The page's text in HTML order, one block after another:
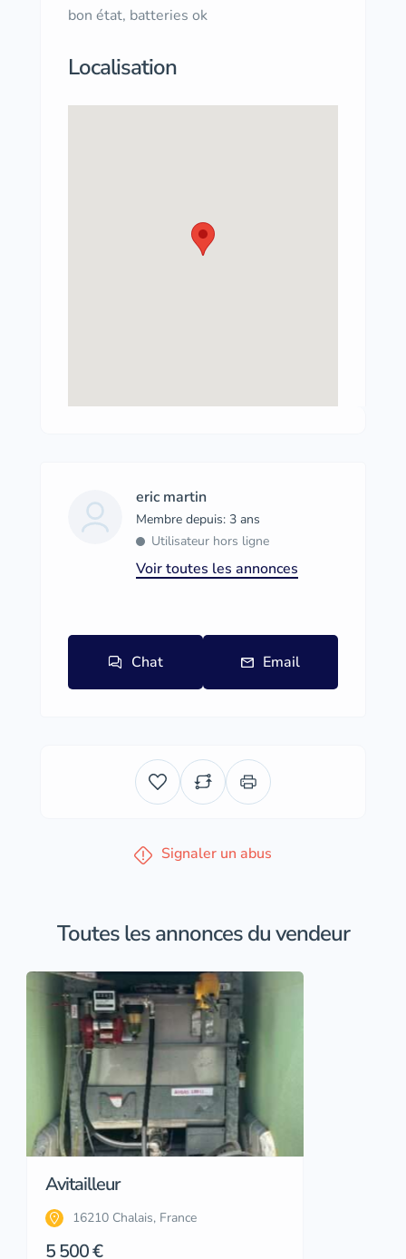
bon état, batteries ok
Localisation
eric martin
Membre depuis: 3 ans
Utilisateur hors ligne
Voir toutes les annonces
Chat Email
Signaler un abus
Toutes les annonces du vendeur
Avitailleur
16210 Chalais, France
5 500 €